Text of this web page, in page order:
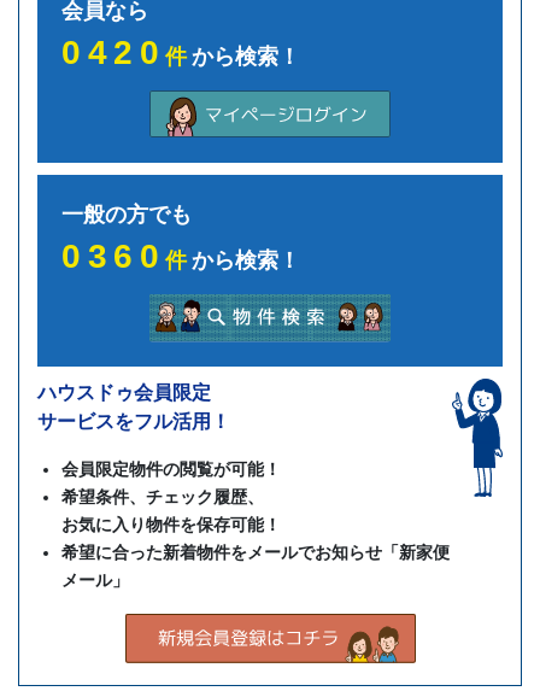
会員なら
0420件から検索！
一般の方でも
0360件から検索！
ハウスドゥ会員限定
サービスをフル活用！
会員限定物件の閲覧が可能！
希望条件、チェック履歴、
お気に入り物件を保存可能！
希望に合った新着物件をメールでお知らせ「新家便
メール」